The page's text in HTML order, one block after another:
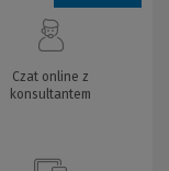
Czat online z
konsultantem